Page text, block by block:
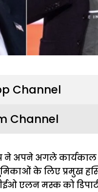
Channel
Channel
ने अपने अगले
के लिए प्रमुख
एलन मस्क को